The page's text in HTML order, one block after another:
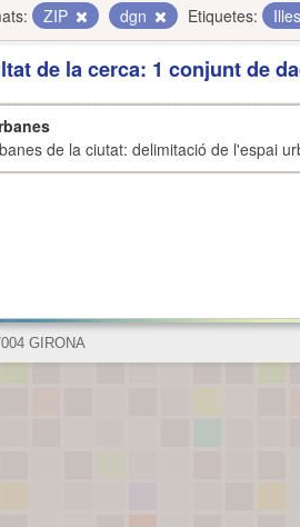
ZIP dgn Etiquetes:
de la cerca: 1 conjunt de
de la ciutat: delimitació de l'espai
GIRONA